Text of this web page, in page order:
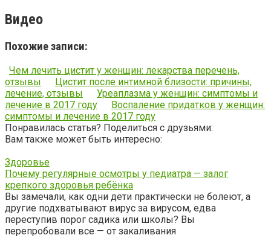
Видео
Похожие записи:
Чем лечить цистит у женщин: лекарства перечень,
отзывы
Цистит после интимной близости: причины,
лечение, отзывы
Уреаплазма у женщин: симптомы и
лечение в 2017 году
Воспаление придатков у женщин:
симптомы и лечение в 2017 году
Понравилась статья? Поделиться с друзьями:
Вам также может быть интересно:
Здоровье
Почему регулярные осмотры у педиатра — залог
крепкого здоровья ребёнка
Вы замечали, как одни дети практически не болеют, а
другие подхватывают вирус за вирусом, едва
переступив порог садика или школы? Вы
перепробовали все — от закаливания